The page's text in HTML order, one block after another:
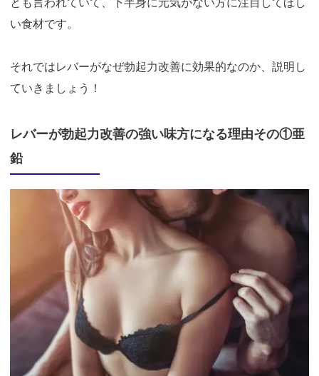
い食材です。
それではレバーがなぜ勃起力改善に効果的なのか、説明し
ていきましょう！
レバーが勃起力改善の強い味方になる理由その①亜
鉛